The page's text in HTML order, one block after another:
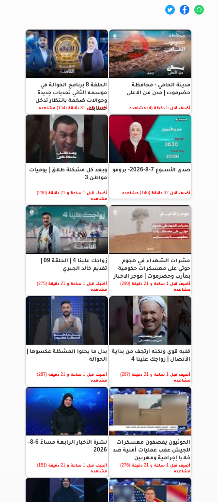
مدينة الحامي - محافظة
حضرموت | مدن من الاعلى
أضيف قبل 5 دقيقة (4) مشاهده
الحلقة 8 برنامج الحوالة في
موسمه الثاني تحديات جديدة
وحوالات ضخمة بانتظار تدخل
حسابك
أضيف قبل 31 دقيقة (154) مشاهده
صدى الأسبوع 7-8-2026- برومو
أضيف قبل 32 دقيقة (146) مشاهده
وبعد كل مشكلة طلاق | يوميات
مواطن 3
أضيف قبل 1 ساعة و 21 دقيقة (290)
مشاهده
عشرات الشهداء في هجوم
حوثي على معسكرات حكومية
بمأرب وحضرموت | موجز الاخبار
أضيف قبل 1 ساعة و 21 دقيقة (290)
مشاهده
تقديم خالد الجبري
أضيف قبل 1 ساعة و 21 دقيقة (275)
مشاهده
قلبه قوي ولكنه ارتجف من بداية
الأتصال | زواجك علينا 4
أضيف قبل 1 ساعة و 21 دقيقة (287)
مشاهده
بدل ما يحلوا المشكلة عكسوها |
الحوالة
أضيف قبل 1 ساعة و 21 دقيقة (287)
مشاهده
الحوثيون يقصفون معسكرات
للجيش عقب عمليات أمنية ضد
خلايا إجرامية ومهربين
أضيف قبل 1 ساعة و 21 دقيقة (276)
مشاهده
نشرة الأخبار الرابعة مساءً 6-8-
2026
أضيف قبل 1 ساعة و 21 دقيقة (151)
مشاهده